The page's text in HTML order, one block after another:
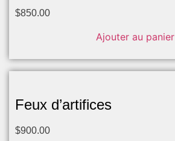
$850.00
Ajouter au panier
Feux d’artifices
$900.00